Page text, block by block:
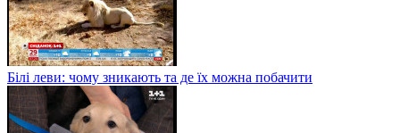
Білі леви: чому зникають та де їх можна побачити